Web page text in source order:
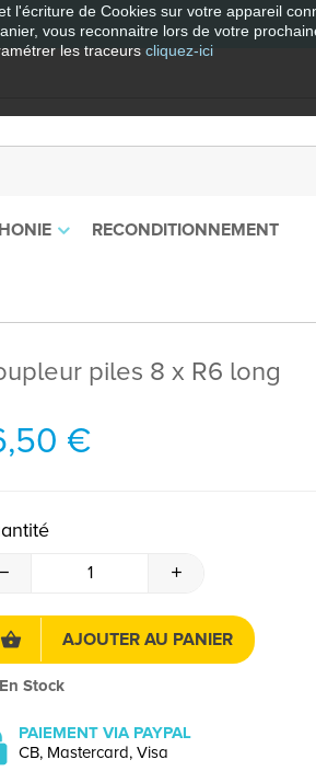
l'écriture de Cookies sur votre appareil
vous reconnaitre lors de votre
les traceurs cliquez-ici
RECONDITIONNEMENT
piles 8 x R6 long
€
AJOUTER AU PANIER
En Stock
PAIEMENT VIA PAYPAL
CB, Mastercard, Visa